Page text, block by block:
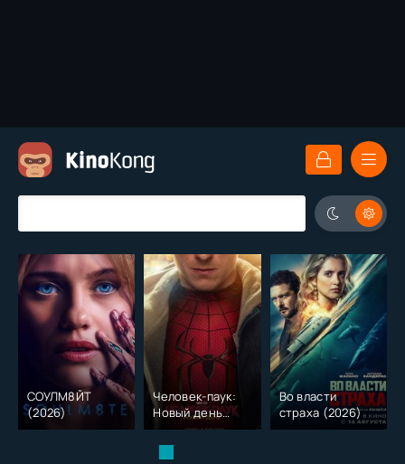
СОУЛМ8ЙТ
(2026)
Человек-паук:
Новый день
(2026)
Во власти
страха (2026)